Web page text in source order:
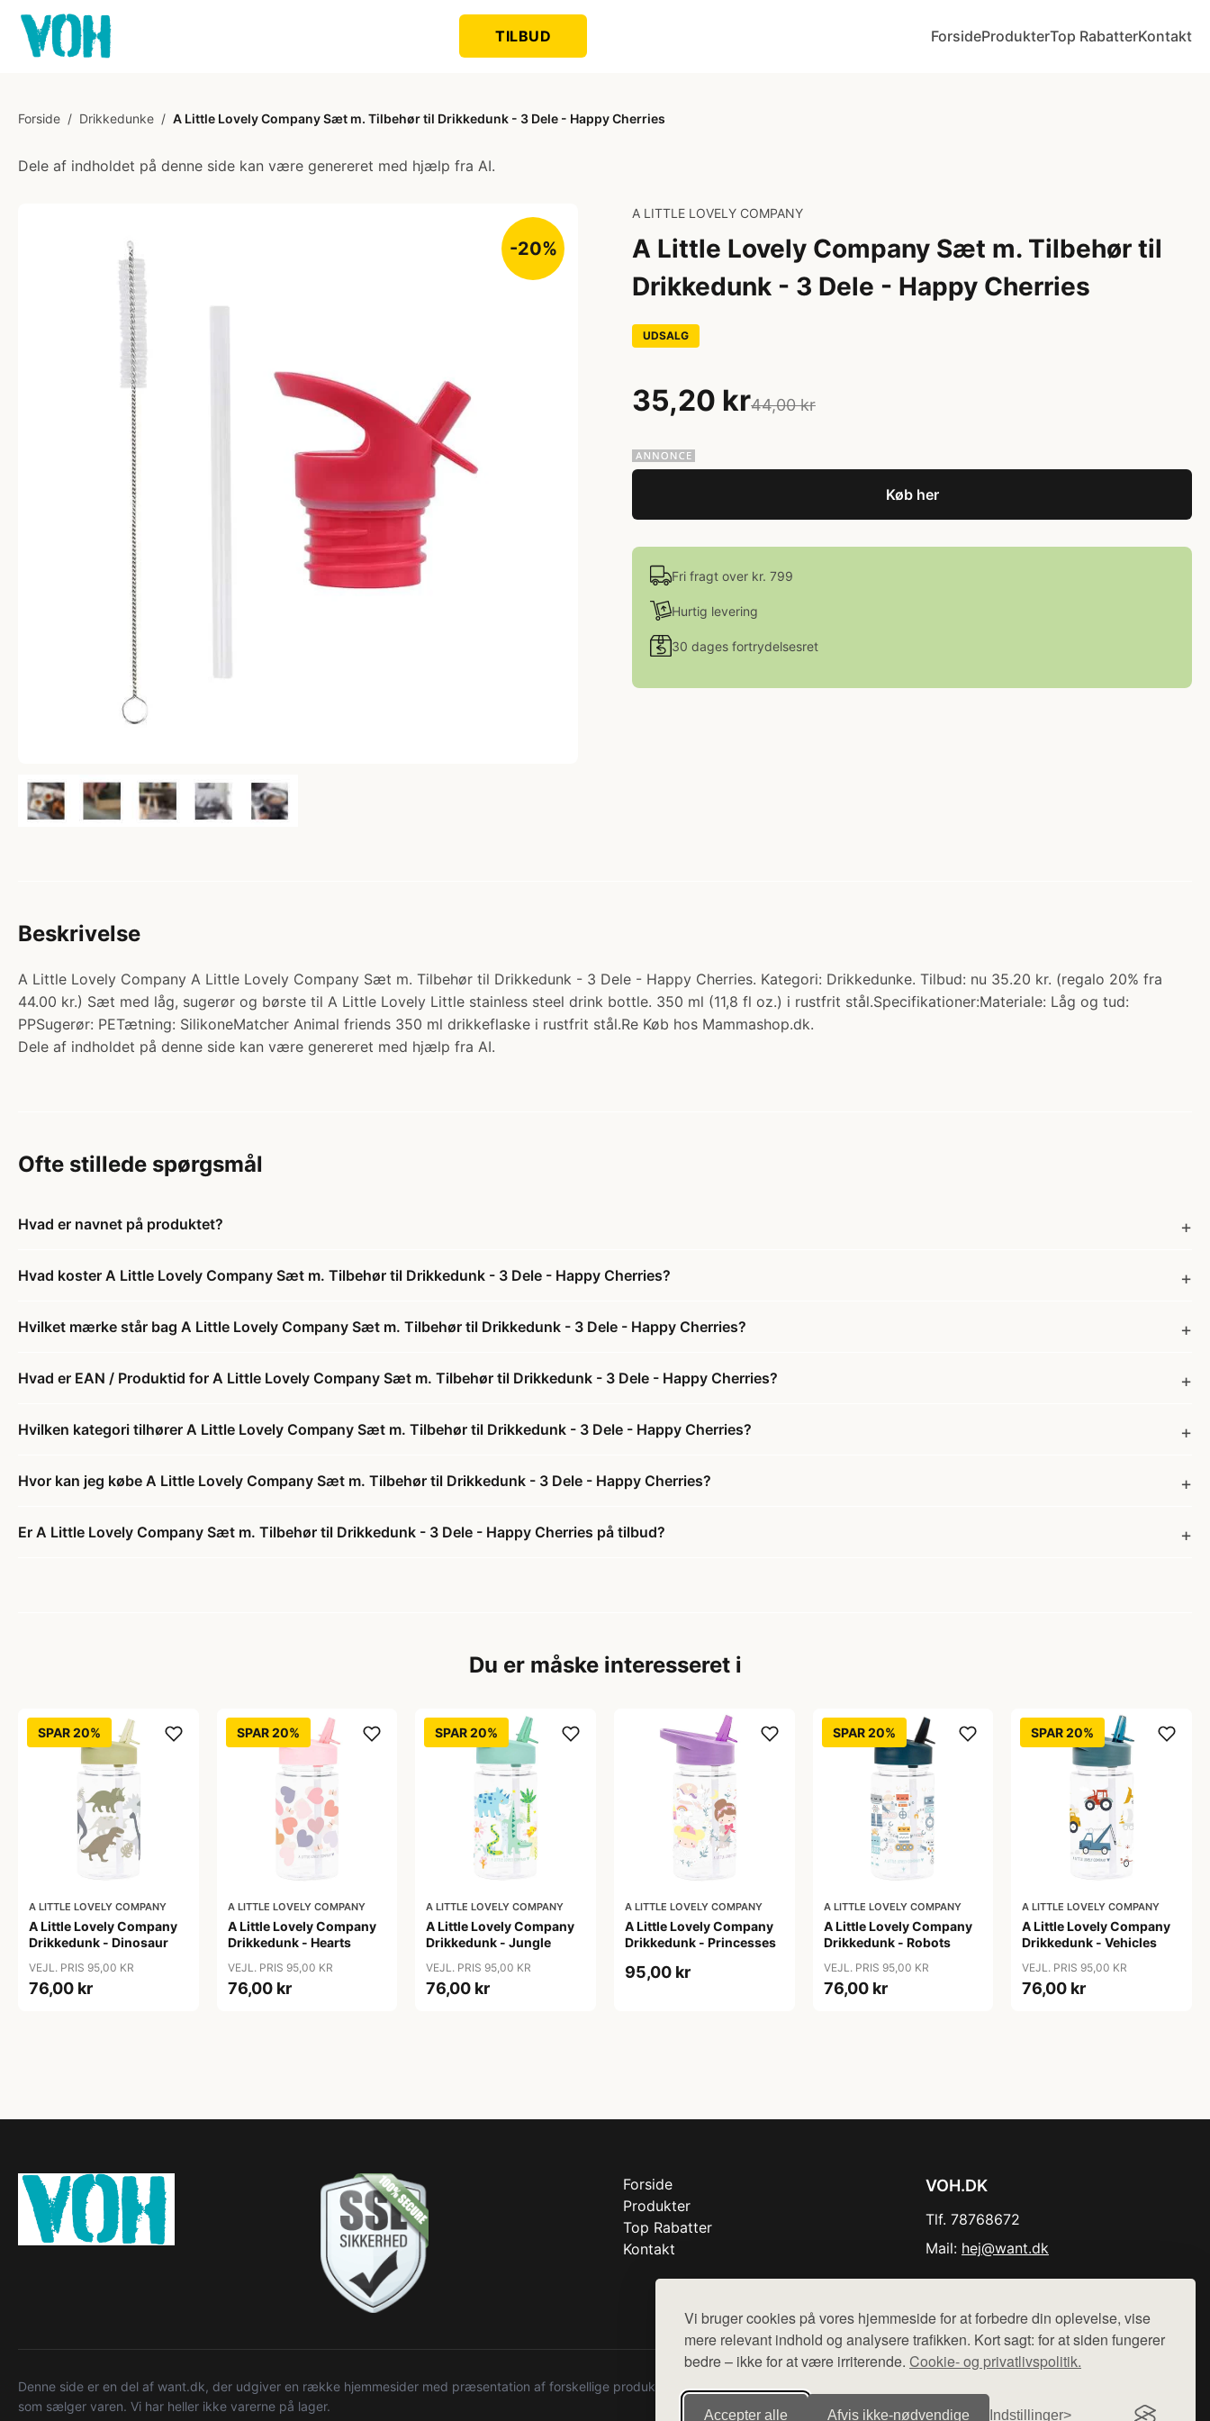
Vi bruger cookies på vores hjemmeside for at forbedre din oplevelse, vise
mere relevant indhold og analysere trafikken. Kort sagt: for at siden fungerer
bedre – ikke for at være irriterende. Cookie- og privatlivspolitik.
Accepter alle Afvis ikke‑nødvendige Indstillinger
TILBUD ForsideProdukterTop RabatterKontakt
Forside / Drikkedunke / A Little Lovely Company Sæt m. Tilbehør til Drikkedunk - 3 Dele - Happy Cherries
Dele af indholdet på denne side kan være genereret med hjælp fra AI.
-20%
A LITTLE LOVELY COMPANY
A Little Lovely Company Sæt m. Tilbehør til
Drikkedunk - 3 Dele - Happy Cherries
UDSALG
35,20 kr44,00 kr
Køb her
Fri fragt over kr. 799
Hurtig levering
30 dages fortrydelsesret
Beskrivelse
A Little Lovely Company A Little Lovely Company Sæt m. Tilbehør til Drikkedunk - 3 Dele - Happy Cherries. Kategori: Drikkedunke. Tilbud: nu 35.20 kr. (regalo 20% fra
44.00 kr.) Sæt med låg, sugerør og børste til A Little Lovely Little stainless steel drink bottle. 350 ml (11,8 fl oz.) i rustfrit stål.Specifikationer:Materiale: Låg og tud:
PPSugerør: PETætning: SilikoneMatcher Animal friends 350 ml drikkeflaske i rustfrit stål.Re Køb hos Mammashop.dk.
Dele af indholdet på denne side kan være genereret med hjælp fra AI.
Ofte stillede spørgsmål
Hvad er navnet på produktet?
Hvad koster A Little Lovely Company Sæt m. Tilbehør til Drikkedunk - 3 Dele - Happy Cherries?
Hvilket mærke står bag A Little Lovely Company Sæt m. Tilbehør til Drikkedunk - 3 Dele - Happy Cherries?
Hvad er EAN / Produktid for A Little Lovely Company Sæt m. Tilbehør til Drikkedunk - 3 Dele - Happy Cherries?
Hvilken kategori tilhører A Little Lovely Company Sæt m. Tilbehør til Drikkedunk - 3 Dele - Happy Cherries?
Hvor kan jeg købe A Little Lovely Company Sæt m. Tilbehør til Drikkedunk - 3 Dele - Happy Cherries?
Er A Little Lovely Company Sæt m. Tilbehør til Drikkedunk - 3 Dele - Happy Cherries på tilbud?
Du er måske interesseret i
SPAR 20%
A LITTLE LOVELY COMPANY
A Little Lovely Company
Drikkedunk - Dinosaur
VEJL. PRIS 95,00 KR
76,00 kr
SPAR 20%
A LITTLE LOVELY COMPANY
A Little Lovely Company
Drikkedunk - Hearts
VEJL. PRIS 95,00 KR
76,00 kr
SPAR 20%
A LITTLE LOVELY COMPANY
A Little Lovely Company
Drikkedunk - Jungle
VEJL. PRIS 95,00 KR
76,00 kr
A LITTLE LOVELY COMPANY
A Little Lovely Company
Drikkedunk - Princesses
95,00 kr
SPAR 20%
A LITTLE LOVELY COMPANY
A Little Lovely Company
Drikkedunk - Robots
VEJL. PRIS 95,00 KR
76,00 kr
SPAR 20%
A LITTLE LOVELY COMPANY
A Little Lovely Company
Drikkedunk - Vehicles
VEJL. PRIS 95,00 KR
76,00 kr
Forside
Produkter
Top Rabatter
Kontakt
VOH.DK
Tlf. 78768672
Mail: hej@want.dk
Denne side er en del af want.dk, der udgiver en række hjemmesider med præsentation af forskellige produkter fra diverse webshops. Der sælges ikke varer fra denne side - vi henviser til de shops,
som sælger varen. Vi har heller ikke varerne på lager.